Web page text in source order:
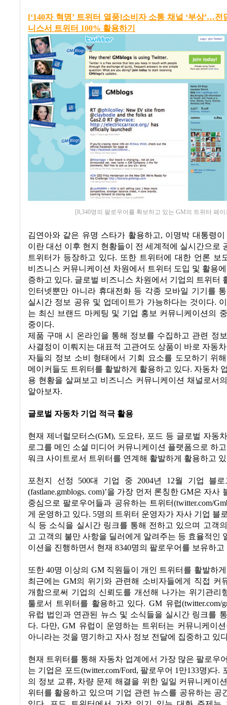
[‘140자 혁명’ 트위터 열풍]소비자 소통 채널 ‘부상’…전
니스서 트위터 100% 활용하기
[8,340명의 팔로우어를 확보하고 있는 GM의 트위터 페
김연아와 같은 유명 스타가 활용하고, 이명박 대통령
이란 대선 이후 현지 현황들이 전 세계적에 실시간으로
트위터가 등장하고 있다. 또한 트위터에 대한 언론 보
비즈니스 커뮤니케이션 차원에서 트위터 도입 및 활용
증하고 있다. 글로벌 비즈니스 차원에서 기업의 트위터
인터넷뿐만 아니라 휴대전화 등 각종 모바일 기기를
실시간 정보 공유 및 업데이트가 가능하다는 것이다.
는 최신 브랜드 마케팅 및 기업 홍보 커뮤니케이션의
중이다.
제품 구매 시 온라인을 통해 정보를 수집하고 관련 정
사결정이 이뤄지는 대표적 고관여도 상품이 바로 자동
자들의 정보 소비 형태에서 기회 요소를 도모하기 위
메이커들도 트위터를 활발하게 활용하고 있다. 자동차
용 현황을 살펴보고 비즈니스 커뮤니케이션 채널로서
알아보자.
글로벌 자동차 기업 적극 활용
현재 제너럴모터스(GM), 도요타, 포드 등 글로벌 자동
로그를 메인 소셜 미디어 커뮤니케이션 플랫폼으로 하
워크 사이트로서 트위터를 연계해 활발하게 활용하고
포천지 선정 500대 기업 중 2004년 12월 기업 블로
(fastlane.gmblogs. com)’을 가장 먼저 론칭한 GM은 자사
중심으로 팔로우어들과 공유하는 트위터(twitter.com/
게 운영하고 있다. 5명의 트위터 운영자가 자사 기업 블
식 등 소식을 실시간 링크를 통해 전하고 있으며 고객
고 고객의 불만 사항을 딜러에게 알려주는 등 효율적인
이션을 진행하면서 현재 8340명의 팔로우어를 보유하고
또한 40명 이상의 GM 직원들이 개인 트위터를 활발하
최근에는 GM의 위기와 관련해 소비자들에게 직접 커
개함으로써 기업의 신뢰도를 개선해 나가는 위기관리
툴로서 트위터를 활용하고 있다. GM 유럽(twitter.com/
유럽 법인과 연관된 뉴스 및 소식들을 실시간 링크를
다. 다만, GM 유럽이 운영하는 트위터는 커뮤니케이
아니라는 것을 명기하고 자사 정보 전달에 집중하고 있
현재 트위터를 통해 자동차 업계에서 가장 많은 팔로우
는 기업은 포드(twitter.com/Ford, 팔로우어 1만133명)다.
의 정보 교류, 차량 문제 해결을 위한 일일 커뮤니케이
위터를 활용하고 있으며 기업 관련 뉴스를 공유하는 공